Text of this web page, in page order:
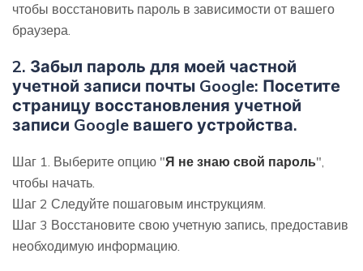
чтобы восстановить пароль в зависимости от вашего
браузера.
2. Забыл пароль для моей частной
учетной записи почты Google: Посетите
страницу восстановления учетной
записи Google вашего устройства.
Шаг 1. Выберите опцию "Я не знаю свой пароль",
чтобы начать.
Шаг 2 Следуйте пошаговым инструкциям.
Шаг 3 Восстановите свою учетную запись, предоставив
необходимую информацию.